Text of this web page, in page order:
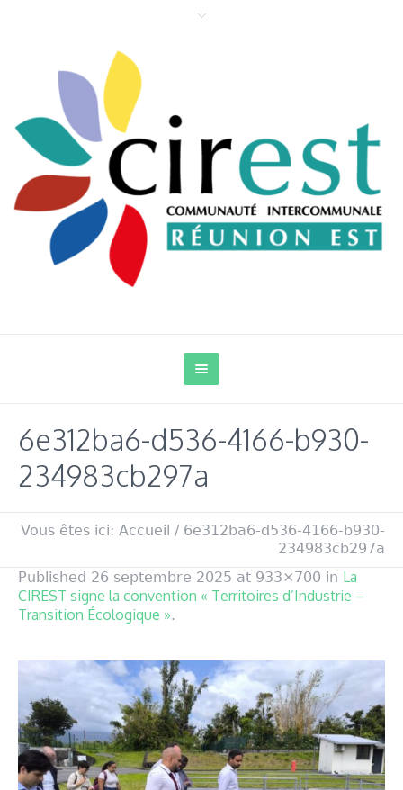
6e312ba6-d536-4166-b930-
234983cb297a
Vous êtes ici: Accueil / 6e312ba6-d536-4166-b930-
234983cb297a
Published 26 septembre 2025 at 933×700 in La
CIREST signe la convention « Territoires d’Industrie –
Transition Écologique ».